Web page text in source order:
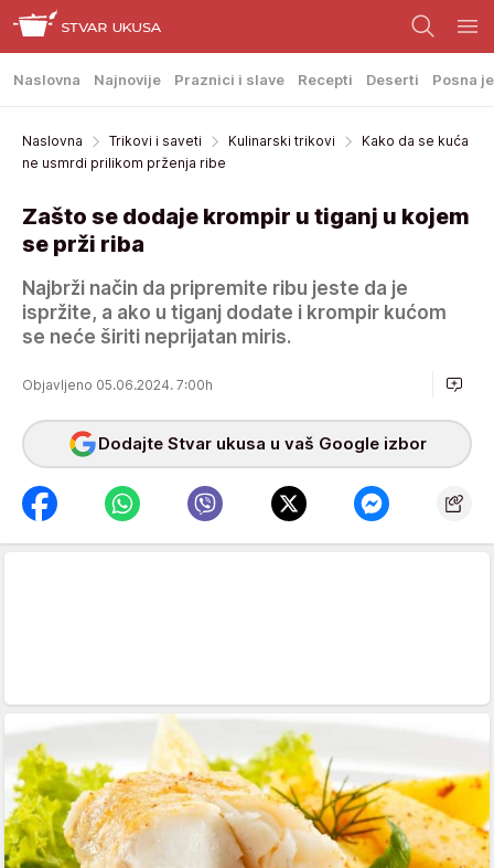
Naslovna Najnovije Praznici i slave Recepti Deserti Posna
Naslovna Trikovi i saveti Kulinarski trikovi
Kako da se kuća
ne usmrdi prilikom prženja ribe
Zašto se dodaje krompir u tiganj u kojem
se prži riba
Najbrži način da pripremite ribu jeste da je
ispržite, a ako u tiganj dodate i krompir kućom
se neće širiti neprijatan miris.
Objavljeno 05.06.2024. 7:00h
Dodajte Stvar ukusa u vaš Google izbor